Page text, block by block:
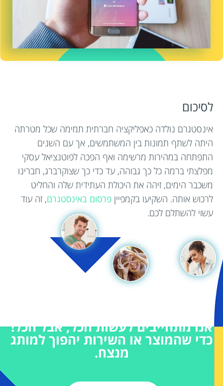
לסיכום
אינסטגרם נולדה כאפליקציה חברתית תמימה שכל מטרתה
היתה לשתף תמונות בין המשתמשים, אך עם השנים
התפתחה במהירות מרשימה ואף הפכה לפוטנציאל עסקי
מפלצתי ברמה כל כך גבוהה, עד כדי כך שצוקרברג, חברינו
משכבר הימים, זיהה את היכולת העתידית שלה והחליט
לרכוש אותה. השקיעו בקמפיין פרסום באינסטגרם, זה עוד
עשוי להשתלם לכם.
אנו מתחייבים לעשות הכל, אבל הכל!
כדי שהמוצר או השירות יהפוך למותג
מנצח.